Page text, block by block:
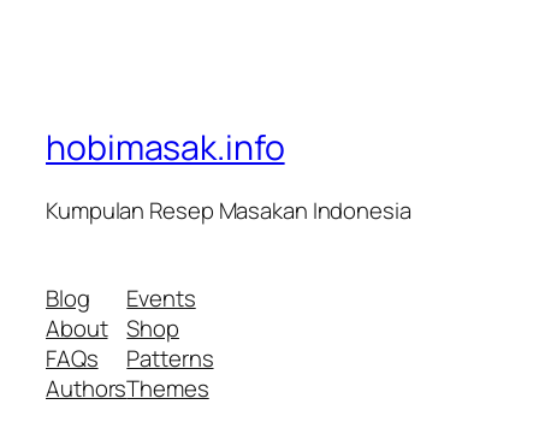
hobimasak.info
Kumpulan Resep Masakan Indonesia
Blog
About
FAQs
Authors
Events
Shop
Patterns
Themes